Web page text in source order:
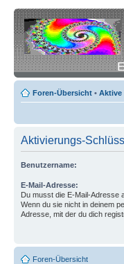
Foren-Übersicht • Aktive
Aktivierungs-
Benutzername:
E-Mail-Adresse:
Du musst die E-Mail-Adresse
Wenn du sie nicht in deinem
Adresse, mit der du dich
Foren-Übersicht